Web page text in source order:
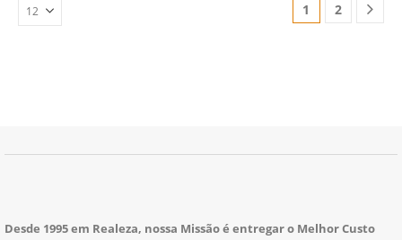
1 2
Desde 1995 em Realeza, nossa Missão é entregar o Melhor Custo